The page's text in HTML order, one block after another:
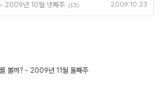
- 2009년 10월 넷째주 (15) 2009.10.23
볼까? - 2009년 11월 둘째주